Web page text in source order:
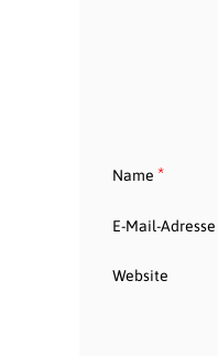
Name *
E-Mail-Adresse
Website